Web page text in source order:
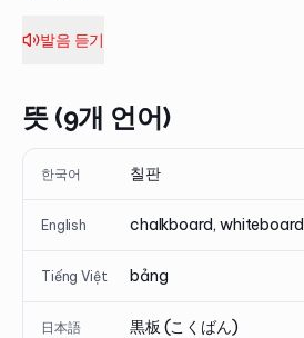
발음 듣기
뜻 (9개 언어)
한국어 칠판
English chalkboard, whiteboard
Tiếng Việt bảng
日本語 黒板 (こくばん)